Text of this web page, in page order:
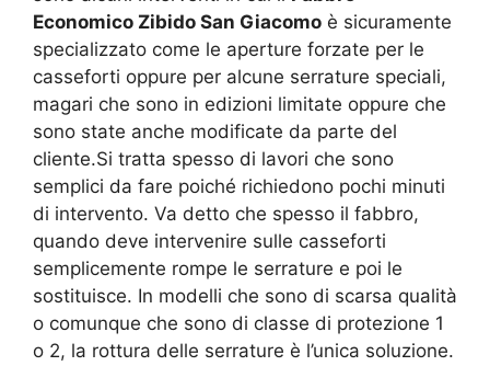
Economico Zibido San Giacomo è sicuramente
specializzato come le aperture forzate per le
casseforti oppure per alcune serrature speciali,
magari che sono in edizioni limitate oppure che
sono state anche modificate da parte del
cliente.Si tratta spesso di lavori che sono
semplici da fare poiché richiedono pochi minuti
di intervento. Va detto che spesso il fabbro,
quando deve intervenire sulle casseforti
semplicemente rompe le serrature e poi le
sostituisce. In modelli che sono di scarsa qualità
o comunque che sono di classe di protezione 1
o 2, la rottura delle serrature è l’unica soluzione.